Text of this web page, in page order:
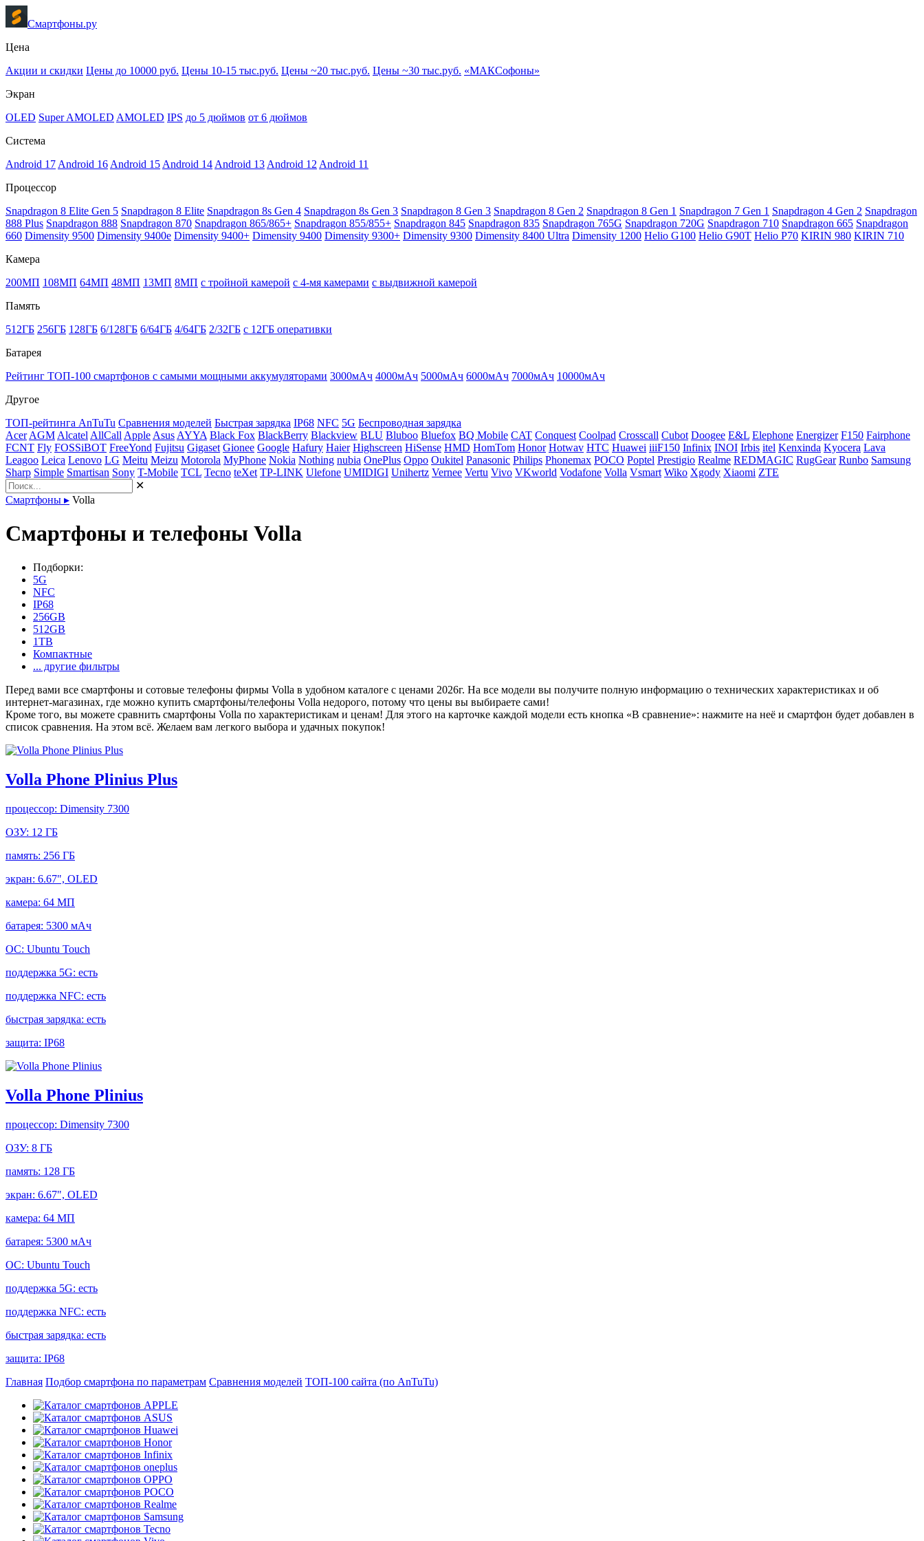
Смартфоны.ру
Цена
Акции и скидки Цены до 10000 руб. Цены 10-15 тыс.руб. Цены ~20 тыс.руб. Цены ~30 тыс.руб. «МАКСофоны»
Экран
OLED Super AMOLED AMOLED IPS до 5 дюймов от 6 дюймов
Система
Android 17 Android 16 Android 15 Android 14 Android 13 Android 12 Android 11
Процессор
Snapdragon 8 Elite Gen 5 Snapdragon 8 Elite Snapdragon 8s Gen 4 Snapdragon 8s Gen 3 Snapdragon 8 Gen 3 Snapdragon 8 Gen 2 Snapdragon 8 Gen 1 Snapdragon 7 Gen 1 Snapdragon 4 Gen 2 Snapdragon
888 Plus Snapdragon 888 Snapdragon 870 Snapdragon 865/865+ Snapdragon 855/855+ Snapdragon 845 Snapdragon 835 Snapdragon 765G Snapdragon 720G Snapdragon 710 Snapdragon 665 Snapdragon
660 Dimensity 9500 Dimensity 9400e Dimensity 9400+ Dimensity 9400 Dimensity 9300+ Dimensity 9300 Dimensity 8400 Ultra Dimensity 1200 Helio G100 Helio G90T Helio P70 KIRIN 980 KIRIN 710
Камера
200МП 108МП 64МП 48МП 13МП 8МП с тройной камерой с 4-мя камерами с выдвижной камерой
Память
512ГБ 256ГБ 128ГБ 6/128ГБ 6/64ГБ 4/64ГБ 2/32ГБ с 12ГБ оперативки
Батарея
Рейтинг ТОП-100 смартфонов с самыми мощными аккумуляторами 3000мАч 4000мАч 5000мАч 6000мАч 7000мАч 10000мАч
Другое
ТОП-рейтинга AnTuTu Сравнения моделей Быстрая зарядка IP68 NFC 5G Беспроводная зарядка
Acer AGM Alcatel AllCall Apple Asus AYYA Black Fox BlackBerry Blackview BLU Bluboo Bluefox BQ Mobile CAT Conquest Coolpad Crosscall Cubot Doogee E&L Elephone Energizer F150 Fairphone
FCNT Fly FOSSiBOT FreeYond Fujitsu Gigaset Gionee Google Hafury Haier Highscreen HiSense HMD HomTom Honor Hotwav HTC Huawei iiiF150 Infinix INOI Irbis itel Kenxinda Kyocera Lava
Leagoo Leica Lenovo LG Meitu Meizu Motorola MyPhone Nokia Nothing nubia OnePlus Oppo Oukitel Panasonic Philips Phonemax POCO Poptel Prestigio Realme REDMAGIC RugGear Runbo Samsung
Sharp Simple Smartisan Sony T-Mobile TCL Tecno teXet TP-LINK Ulefone UMIDIGI Unihertz Vernee Vertu Vivo VKworld Vodafone Volla Vsmart Wiko Xgody Xiaomi ZTE
✕
Смартфоны ▸ Volla
Смартфоны и телефоны Volla
Подборки:
5G
NFC
IP68
256GB
512GB
1TB
Компактные
... другие фильтры
Перед вами все смартфоны и сотовые телефоны фирмы Volla в удобном каталоге с ценами 2026г. На все модели вы получите полную информацию о технических характеристиках и об
интернет-магазинах, где можно купить смартфоны/телефоны Volla недорого, потому что цены вы выбираете сами!
Кроме того, вы можете сравнить смартфоны Volla по характеристикам и ценам! Для этого на карточке каждой модели есть кнопка «В сравнение»: нажмите на неё и смартфон будет добавлен в
список сравнения. На этом всё. Желаем вам легкого выбора и удачных покупок!
Volla Phone Plinius Plus
процессор: Dimensity 7300
ОЗУ: 12 ГБ
память: 256 ГБ
экран: 6.67", OLED
камера: 64 МП
батарея: 5300 мАч
ОС: Ubuntu Touch
поддержка 5G: есть
поддержка NFC: есть
быстрая зарядка: есть
защита: IP68
Volla Phone Plinius
процессор: Dimensity 7300
ОЗУ: 8 ГБ
память: 128 ГБ
экран: 6.67", OLED
камера: 64 МП
батарея: 5300 мАч
ОС: Ubuntu Touch
поддержка 5G: есть
поддержка NFC: есть
быстрая зарядка: есть
защита: IP68
Главная Подбор смартфона по параметрам Сравнения моделей ТОП-100 сайта (по AnTuTu)